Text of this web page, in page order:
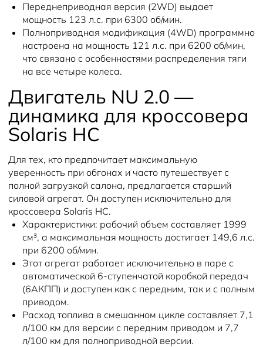
Переднеприводная версия (2WD) выдает
мощность 123 л.с. при 6300 об/мин.
Полноприводная модификация (4WD) программно
настроена на мощность 121 л.с. при 6200 об/мин,
что связано с особенностями распределения тяги
на все четыре колеса.
Двигатель NU 2.0 —
динамика для кроссовера
Solaris HC
Для тех, кто предпочитает максимальную
уверенность при обгонах и часто путешествует с
полной загрузкой салона, предлагается старший
силовой агрегат. Он доступен исключительно для
кроссовера Solaris HC.
Характеристики: рабочий объем составляет 1999
см³, а максимальная мощность достигает 149,6 л.с.
при 6200 об/мин.
Этот агрегат работает исключительно в паре с
автоматической 6-ступенчатой коробкой передач
(6АКПП) и доступен как с передним, так и с полным
приводом.
Расход топлива в смешанном цикле составляет 7,1
л/100 км для версии с передним приводом и 7,7
л/100 км для полноприводной версии.